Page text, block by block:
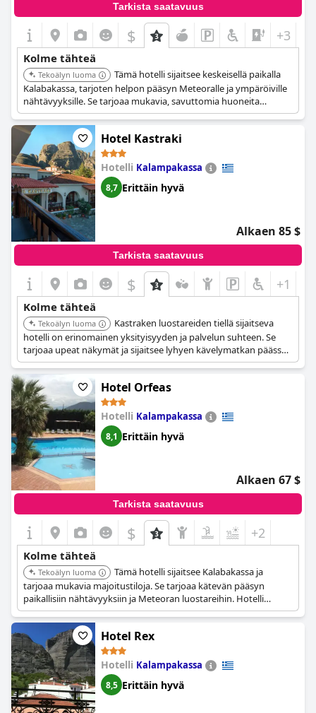
Tarkista saatavuus
$ +3
Kolme tähteä
Tekoälyn luoma
Tämä hotelli sijaitsee keskeisellä paikalla
Kalabakassa, tarjoten helpon pääsyn Meteoralle ja ympäröiville
nähtävyyksille. Se tarjoaa mukavia, savuttomia huoneita
moderneilla mukavuuksilla. Hotellin baari ja läheisyys paikallisiin
kohteisiin tekevät siitä kätevän valinnan matkailijoille.
Hotel Kastraki
Hotelli Kalampakassa
8,7 Erittäin hyvä
Alkaen 85 $
Tarkista saatavuus
$ +1
Kolme tähteä
Tekoälyn luoma
Kastraken luostareiden tiellä sijaitseva
hotelli on erinomainen yksityisyyden ja palvelun suhteen. Se
tarjoaa upeat näkymät ja sijaitsee lyhyen kävelymatkan päässä
Agios Nikolaos Anapaphsasta. Se on 5 minuutin kävelymatkan
päässä Meteora Geological Formation Museumista.
Hotel Orfeas
Hotelli Kalampakassa
8,1 Erittäin hyvä
Alkaen 67 $
Tarkista saatavuus
$ +2
Kolme tähteä
Tekoälyn luoma
Tämä hotelli sijaitsee Kalabakassa ja
tarjoaa mukavia majoitustiloja. Se tarjoaa kätevän pääsyn
paikallisiin nähtävyyksiin ja Meteoran luostareihin. Hotelli
tunnetaan ystävällisestä palvelustaan ja hyvän hinta-
laatusuhteestaan.
Hotel Rex
Hotelli Kalampakassa
8,5 Erittäin hyvä